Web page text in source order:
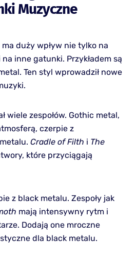
Muzyczne
duży wpływ nie tylko na
inne gatunki. Przykładem są
Ten styl wprowadził nowe
wiele zespołów. Gothic metal,
czerpie z
Cradle of Filth i The
które przyciągają
z black metalu. Zespoły jak
mają intensywny rytm i
Dodają one mroczne
dla black metalu.